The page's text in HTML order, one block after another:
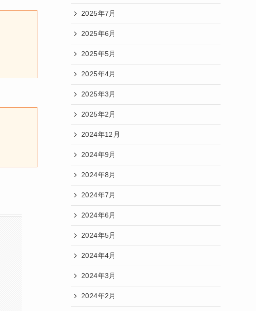
2025年7月
2025年6月
2025年5月
2025年4月
2025年3月
2025年2月
2024年12月
2024年9月
2024年8月
2024年7月
2024年6月
2024年5月
2024年4月
2024年3月
2024年2月